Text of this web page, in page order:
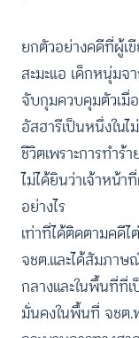
ยกตัวอย่างคดีที่ผู้เ
สะมะแอ เด็กหนุ่มจ
จับกุมควบคุมตัวเมื่
อัสฮารีเป็นหนึ่งใน
ชีวิตเพราะการทำร้
ไม่ได้ยินว่าเจ้าหน้า
อย่างไร
เท่าที่ได้ติดตามคดี
จชต.และได้สัมภา
กลางและในพื้นที่ที่
มั่นคงในพื้นที่ จชต.